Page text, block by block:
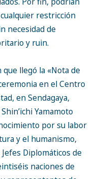
restricción
necesidad de
y ruin.
llegó la «Nota de
en el Centro
en Sendagaya,
Yamamoto
por su labor
y el humanismo,
Diplomáticos de
naciones de